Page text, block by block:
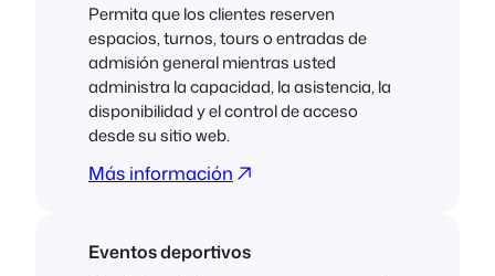
Permita que los clientes reserven
espacios, turnos, tours o entradas de
admisión general mientras usted
administra la capacidad, la asistencia, la
disponibilidad y el control de acceso
desde su sitio web.
Más información
Eventos deportivos